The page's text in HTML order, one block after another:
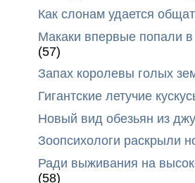
Как слонам удается
Макаки впервые попали
(57)
Запах королевы голых
Гигантские летучие
Новый вид обезьян из
Зоопсихологи раскрыли
Ради выживания на
(58)